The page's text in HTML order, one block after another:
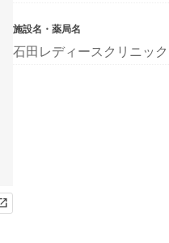
施設名・薬局名
石田レディースクリニック